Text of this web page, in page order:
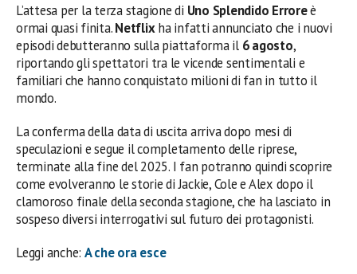
L’attesa per la terza stagione di Uno Splendido Erroreè
ormai quasi finita.Netflixha infatti annunciato che i nuovi
episodi debutteranno sulla piattaforma il 6 agosto,
riportando gli spettatori tra le vicende sentimentali e
familiari che hanno conquistato milioni di fan in tutto il
mondo.
La conferma della data di uscita arriva dopo mesi di
speculazioni e segue il completamento delle riprese,
terminate alla fine del 2025. I fan potranno quindi scoprire
come evolveranno le storie di Jackie, Cole e Alex dopo il
clamoroso finale della seconda stagione, che ha lasciato in
sospeso diversi interrogativi sul futuro dei protagonisti.
Leggi anche: A che ora esce